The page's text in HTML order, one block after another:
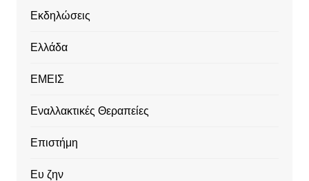
Εκδηλώσεις
Ελλάδα
ΕΜΕΙΣ
Εναλλακτικές Θεραπείες
Επιστήμη
Ευ ζην